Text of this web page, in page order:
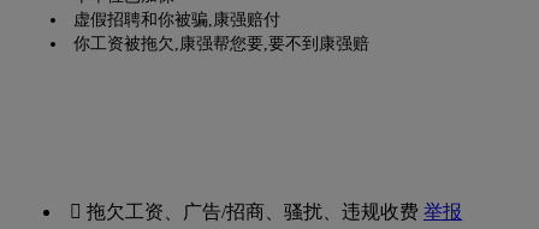
虚假招聘和你被骗,康强赔付
你工资被拖欠,康强帮您要,要不到康强赔
 拖欠工资、广告/招商、骚扰、违规收费举报